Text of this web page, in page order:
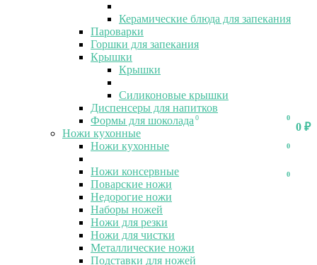
0
0 ₽
0
0
0
Керамические блюда для запекания
Пароварки
Горшки для запекания
Крышки
Крышки
Силиконовые крышки
Диспенсеры для напитков
Формы для шоколада
Ножи кухонные
Ножи кухонные
Ножи консервные
Поварские ножи
Недорогие ножи
Наборы ножей
Ножи для резки
Ножи для чистки
Металлические ножи
Подставки для ножей